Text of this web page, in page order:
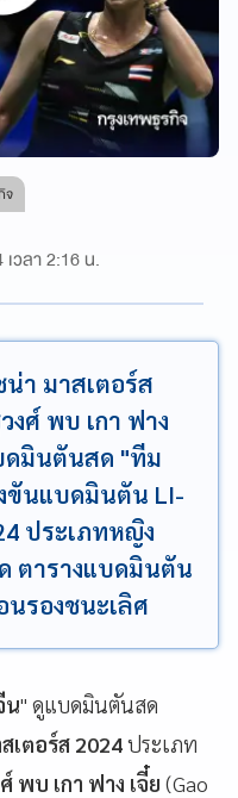
จ
วลา 2:16 น.
า มาสเตอร์ส
ศ์ พบ เกา ฟาง
ดมินตันสด "ทีม
ขันแบดมินตัน LI-
ประเภทหญิง
ตารางแบดมินตัน
รองชนะเลิศ
น" ดูแบดมินตันสด
ตอร์ส 2024ประเภท
บ เกา ฟาง เจี๋ย (Gao